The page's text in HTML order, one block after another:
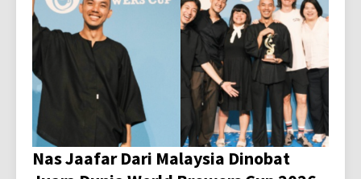
Nas Jaafar Dari Malaysia Dinobat